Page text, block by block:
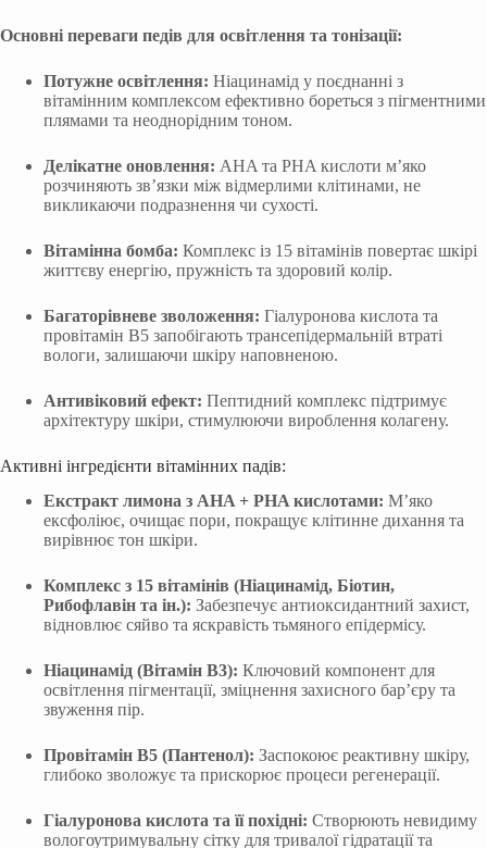
Основні переваги педів для освітлення та тонізації:
Потужне освітлення: Ніацинамід у поєднанні з
вітамінним комплексом ефективно бореться з пігментними
плямами та неоднорідним тоном.
Делікатне оновлення: AHA та PHA кислоти м’яко
розчиняють зв’язки між відмерлими клітинами, не
викликаючи подразнення чи сухості.
Вітамінна бомба: Комплекс із 15 вітамінів повертає шкірі
життєву енергію, пружність та здоровий колір.
Багаторівневе зволоження: Гіалуронова кислота та
провітамін В5 запобігають трансепідермальній втраті
вологи, залишаючи шкіру наповненою.
Антивіковий ефект: Пептидний комплекс підтримує
архітектуру шкіри, стимулюючи вироблення колагену.
Активні інгредієнти вітамінних падів:
Екстракт лимона з AHA + PHA кислотами: М’яко
ексфоліює, очищає пори, покращує клітинне дихання та
вирівнює тон шкіри.
Комплекс з 15 вітамінів (Ніацинамід, Біотин,
Рибофлавін та ін.): Забезпечує антиоксидантний захист,
відновлює сяйво та яскравість тьмяного епідермісу.
Ніацинамід (Вітамін B3): Ключовий компонент для
освітлення пігментації, зміцнення захисного бар’єру та
звуження пір.
Провітамін В5 (Пантенол): Заспокоює реактивну шкіру,
глибоко зволожує та прискорює процеси регенерації.
Гіалуронова кислота та її похідні: Створюють невидиму
вологоутримувальну сітку для тривалої гідратації та